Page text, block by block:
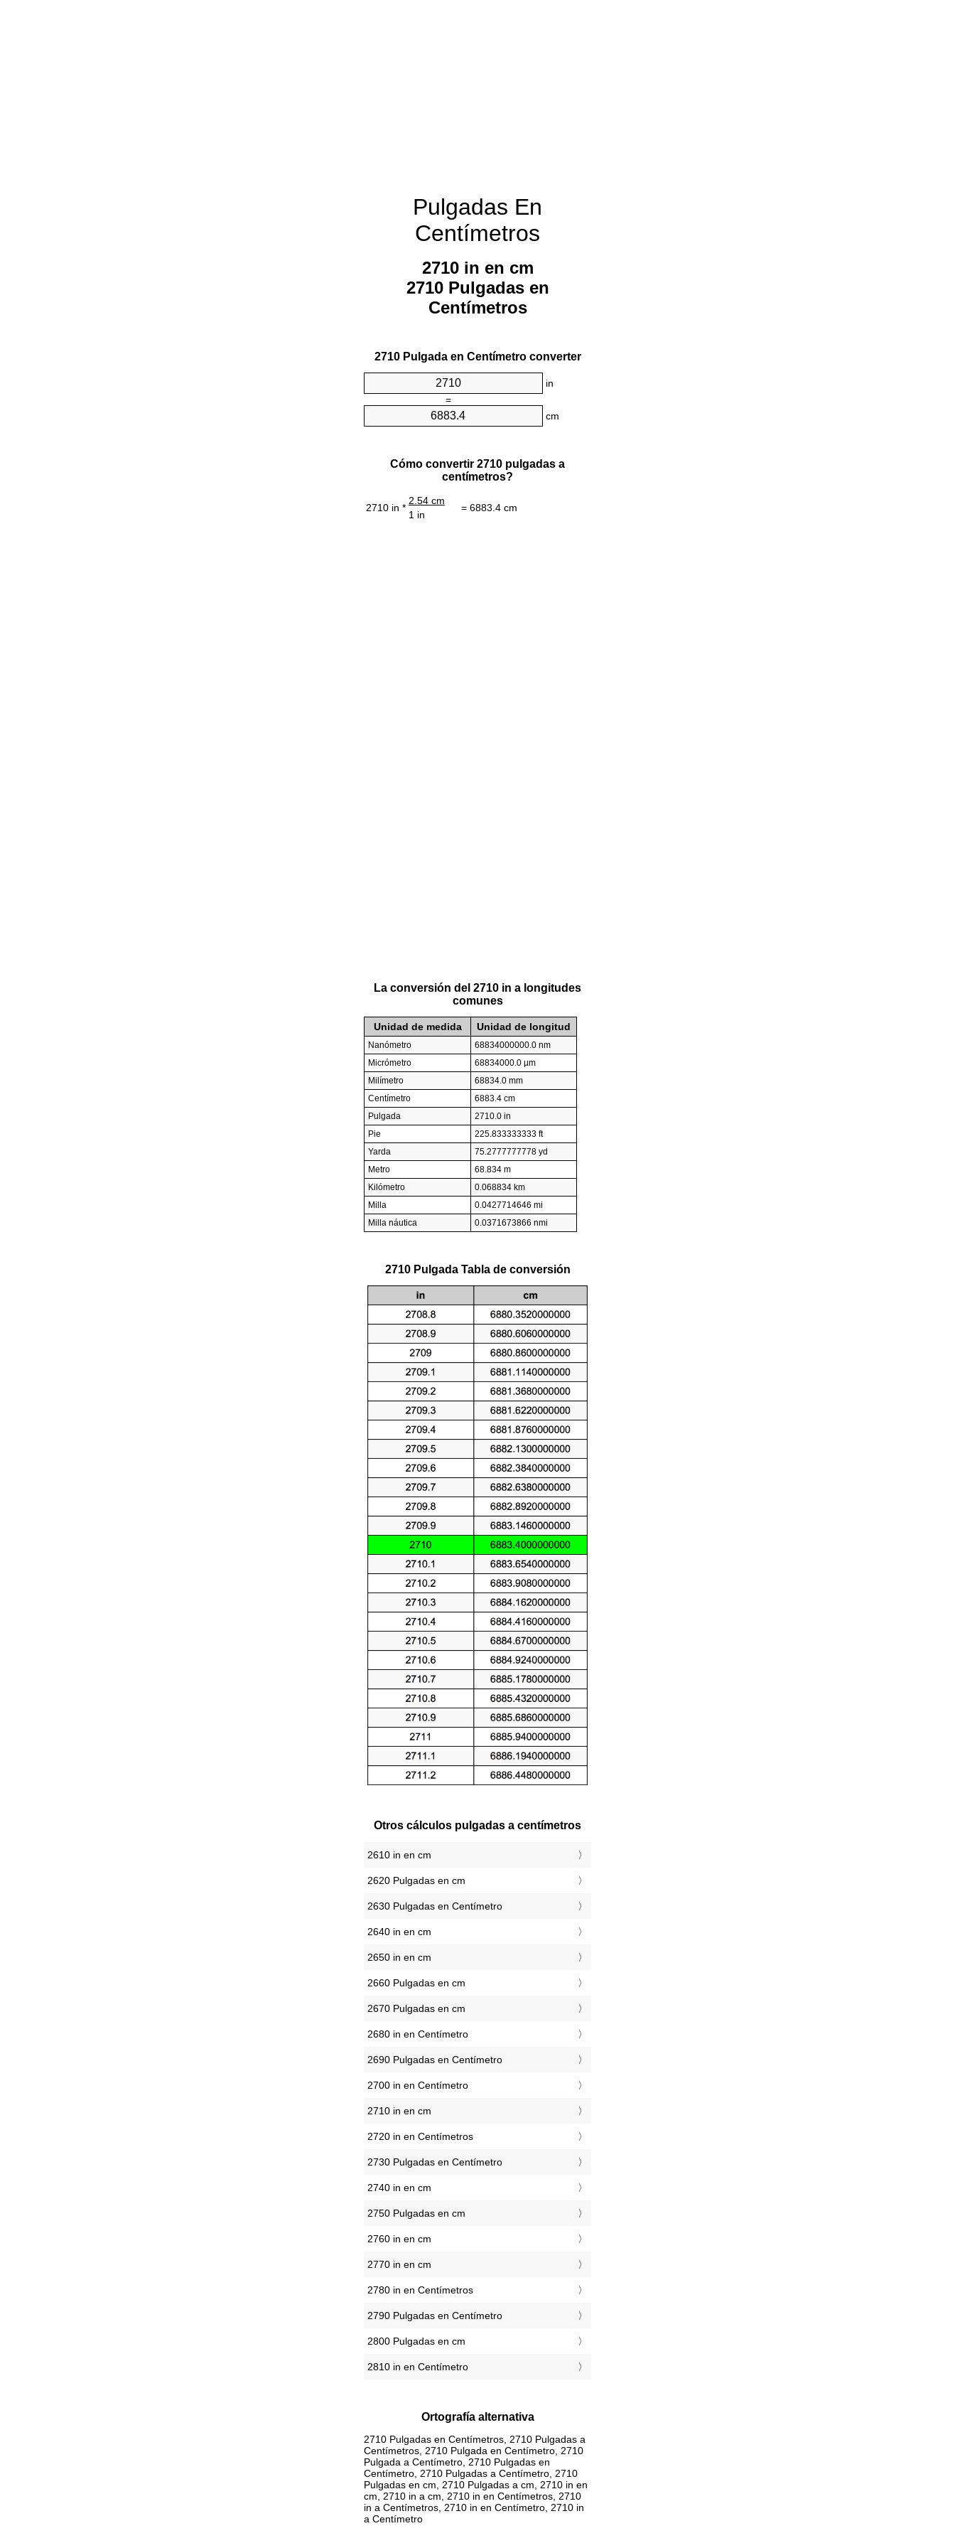
Pulgadas En
Centímetros
2710 in en cm
2710 Pulgadas en
Centímetros
2710 Pulgada en Centímetro converter
in
=
cm
Cómo convertir 2710 pulgadas a
centímetros?
2710 in *
2.54 cm
= 6883.4 cm
1 in
La conversión del 2710 in a longitudes
comunes
Unidad de medida Unidad de longitud
Nanómetro
68834000000.0 nm
Micrómetro
68834000.0 µm
Milímetro
68834.0 mm
Centímetro
6883.4 cm
Pulgada
2710.0 in
Pie
225.833333333 ft
Yarda
75.2777777778 yd
Metro
68.834 m
Kilómetro
0.068834 km
Milla
0.0427714646 mi
Milla náutica
0.0371673866 nmi
2710 Pulgada Tabla de conversión
Otros cálculos pulgadas a centímetros
2610 in en cm
2620 Pulgadas en cm
2630 Pulgadas en Centímetro
2640 in en cm
2650 in en cm
2660 Pulgadas en cm
2670 Pulgadas en cm
2680 in en Centímetro
2690 Pulgadas en Centímetro
2700 in en Centímetro
2710 in en cm
2720 in en Centímetros
2730 Pulgadas en Centímetro
2740 in en cm
2750 Pulgadas en cm
2760 in en cm
2770 in en cm
2780 in en Centímetros
2790 Pulgadas en Centímetro
2800 Pulgadas en cm
2810 in en Centímetro
Ortografía alternativa
2710 Pulgadas en Centímetros, 2710 Pulgadas a
Centímetros, 2710 Pulgada en Centímetro, 2710
Pulgada a Centímetro, 2710 Pulgadas en
Centímetro, 2710 Pulgadas a Centímetro, 2710
Pulgadas en cm, 2710 Pulgadas a cm, 2710 in en
cm, 2710 in a cm, 2710 in en Centímetros, 2710
in a Centímetros, 2710 in en Centímetro, 2710 in
a Centímetro